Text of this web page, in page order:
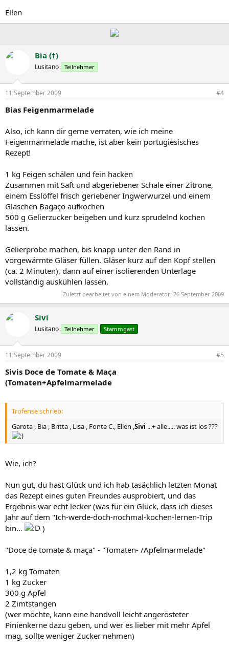
Ellen
Bia (†)
Lusitano Teilnehmer
11 September 2009 #4
Bias Feigenmarmelade
Also, ich kann dir gerne verraten, wie ich meine
Feigenmarmelade mache, ist aber kein portugiesisches
Rezept!
1 kg Feigen schälen und fein hacken
Zusammen mit Saft und abgeriebener Schale einer Zitrone,
einem Esslöffel frisch geriebener Ingwerwurzel und einem
Gläschen Bagaço aufkochen
500 g Gelierzucker beigeben und kurz sprudelnd kochen
lassen.
Gelierprobe machen, bis knapp unter den Rand in
vorgewärmte Gläser füllen. Gläser kurz auf den Kopf stellen
(ca. 2 Minuten), dann auf einer isolierenden Unterlage
vollständig auskühlen lassen.
Zuletzt bearbeitet von einem Moderator: 26 September 2009
Sivi
Lusitano Teilnehmer Stammgast
11 September 2009 #5
Sivis Doce de Tomate & Maça
(Tomaten+Apfelmarmelade
Trofense schrieb:
Garota , Bia , Britta , Lisa , Fonte C., Ellen ,Sivi ...+ alle..... was ist los ???
Wie, ich?
Nun gut, du hast Glück und ich hab tasächlich letzten Monat
das Rezept eines guten Freundes ausprobiert, und das
Ergebnis war echt lecker (was für ein Glück, dass ich dieses
Jahr auf dem "Ich-werde-doch-nochmal-kochen-lernen-Trip
bin...
)
"Doce de tomate & maça" - "Tomaten- /Apfelmarmelade"
1,2 kg Tomaten
1 kg Zucker
300 g Apfel
2 Zimtstangen
(wer möchte, kann eine handvoll leicht angerösteter
Pinienkerne dazu geben, und wer es lieber mit mehr Apfel
mag, sollte weniger Zucker nehmen)